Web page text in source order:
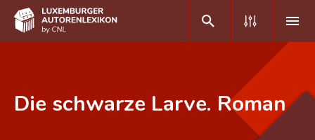
Die schwarze Larve. Roman